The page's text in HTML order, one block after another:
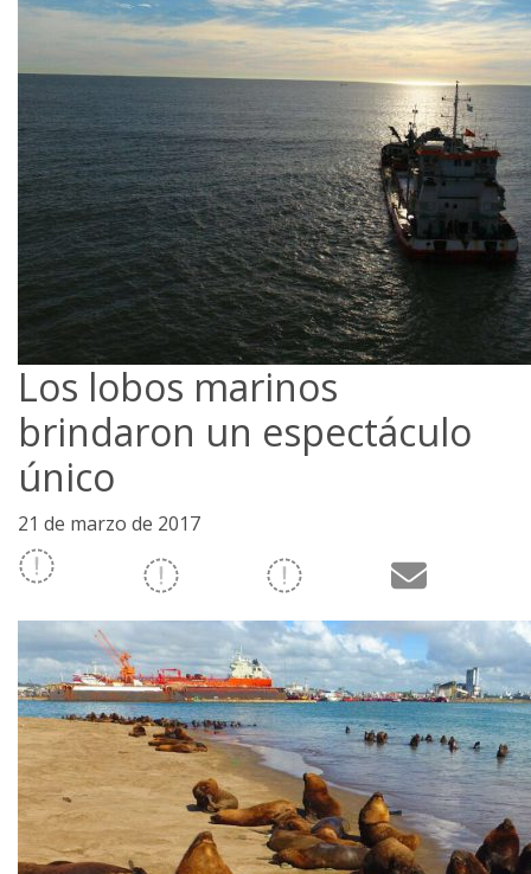
Los lobos marinos
brindaron un espectáculo
único
21 de marzo de 2017